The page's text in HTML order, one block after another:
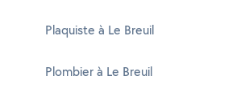
Plaquiste à Le Breuil
Plombier à Le Breuil